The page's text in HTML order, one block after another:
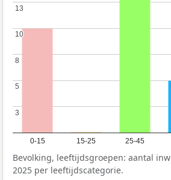
0-15 15-25 25-45
3
3
5
5
8
8
10
10
13
13
Bevolking, leeftijdsgroepen: aantal
2025 per leeftijdscategorie.